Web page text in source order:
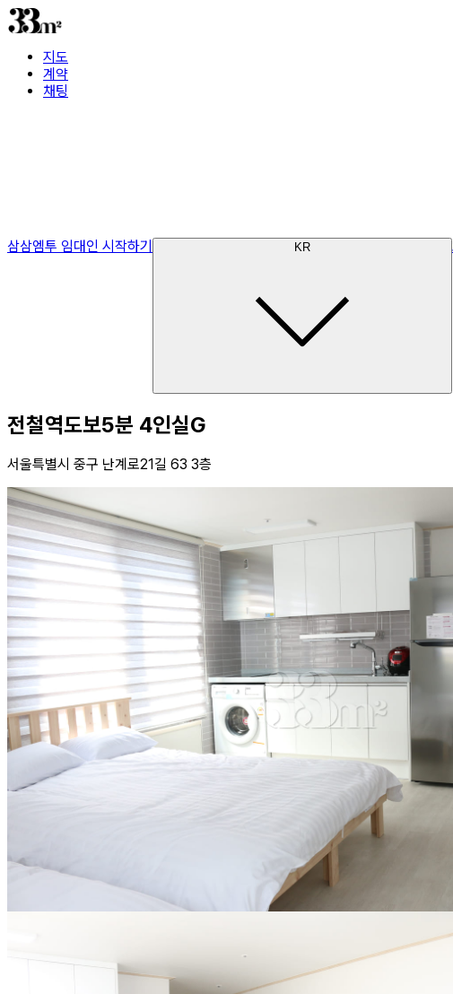
지도
계약
채팅
삼삼엠투 임대인 시작하기 KR
전철역도보5분 4인실G
서울특별시 중구 난계로21길 63 3층